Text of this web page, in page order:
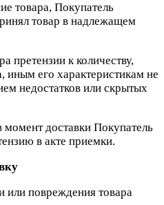
товара, Покупатель
товар в надлежащем
претензии к количеству,
иным его характеристикам не
недостатков или скрытых
момент доставки Покупатель
в акте приемки.
или повреждения товара